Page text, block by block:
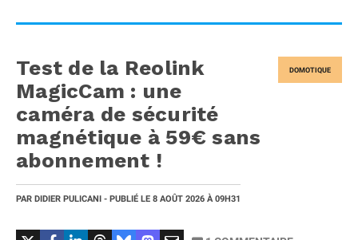
DOMOTIQUE
Test de la Reolink
MagicCam : une
caméra de sécurité
magnétique à 59€ sans
abonnement !
PAR DIDIER PULICANI - PUBLIÉ LE 8 AOÛT 2026 À 09H31